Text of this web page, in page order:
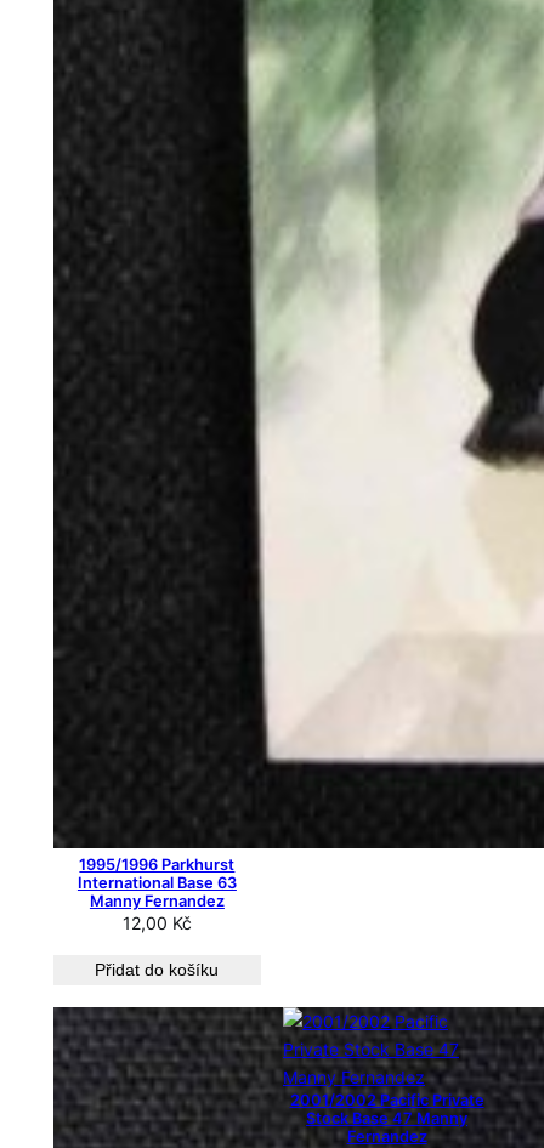
1995/1996 Parkhurst
International Base 63
Manny Fernandez
12,00 Kč
Přidat do košíku
2001/2002 Pacific Private
Stock Base 47 Manny
Fernandez